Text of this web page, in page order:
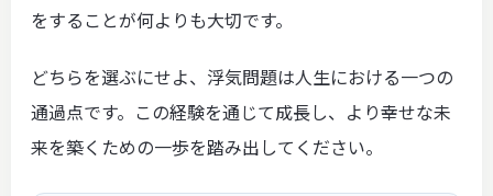
をすることが何よりも大切です。
どちらを選ぶにせよ、浮気問題は人生における一つの
通過点です。この経験を通じて成長し、より幸せな未
来を築くための一歩を踏み出してください。